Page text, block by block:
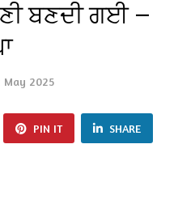
ਬਣਦੀ ਗਈ —
May 2025
PIN IT SHARE